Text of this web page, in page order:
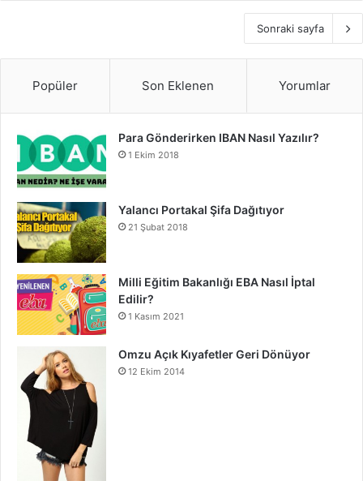
Sonraki sayfa
Popüler Son Eklenen Yorumlar
Para Gönderirken IBAN Nasıl Yazılır?
1 Ekim 2018
Yalancı Portakal Şifa Dağıtıyor
21 Şubat 2018
Milli Eğitim Bakanlığı EBA Nasıl İptal
Edilir?
1 Kasım 2021
Omzu Açık Kıyafetler Geri Dönüyor
12 Ekim 2014